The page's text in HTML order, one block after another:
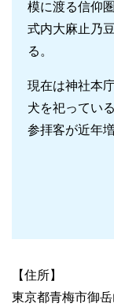
模に渡る信仰
式内大麻止乃
る。
現在は神社本
犬を祀ってい
参拝客が近年
【住所】
東京都青梅市御